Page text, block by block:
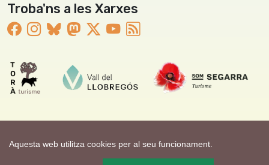
Aquesta web utilitza cookies per al seu funcionament.
Troba'ns a les Xarxes